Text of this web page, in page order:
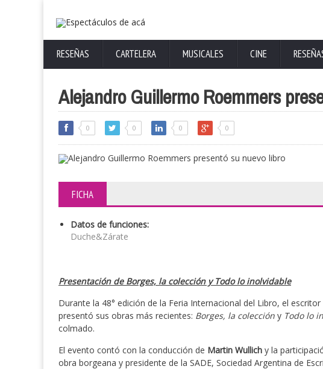
RESEÑAS CARTELERA MUSICALES CINE
Alejandro Guillermo Roemmers
0 0 0 0
FICHA
Datos de funciones:
Duche&Zárate
Presentación de Borges, la coleccióny Todo lo inolvidable
Durante la 48° edición de la Feria Internacional del Libro, el
presentó sus obras más recientes: Borges, la colección y Todo lo
colmado.
El evento contó con la conducción de Martin Wullich y la
obra borgeana y presidente de la SADE, Sociedad Argentina de